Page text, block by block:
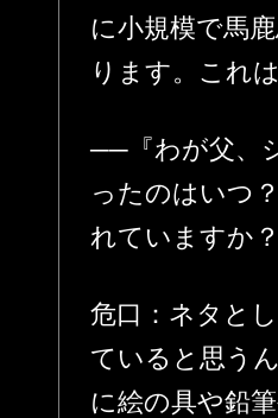
に小規模で馬
ります。これ
──『わが父、
ったのはいつ
れていますか？
危口：ネタと
ていると思う
に絵の具や鉛